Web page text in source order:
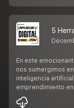
En este
nos sumergimos
inteligencia
emprendimiento